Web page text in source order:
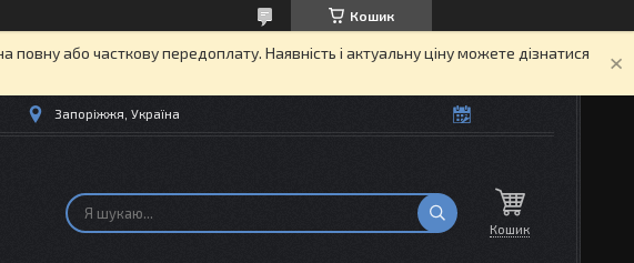
Кошик
повну або часткову передоплату. Наявність і актуальну ціну можете дізнатися
Запоріжжя, Україна
Кошик